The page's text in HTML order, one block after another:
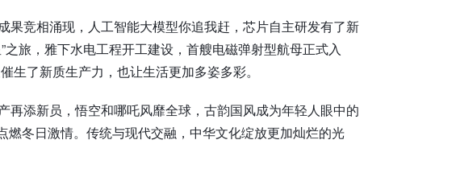
竞相涌现，人工智能大模型你追我赶，芯片自主研发有了新
旅，雅下水电工程开工建设，首艘电磁弹射型航母正式入
生了新质生产力，也让生活更加多姿多彩。
添新员，悟空和哪吒风靡全球，古韵国风成为年轻人眼中的
燃冬日激情。传统与现代交融，中华文化绽放更加灿烂的光